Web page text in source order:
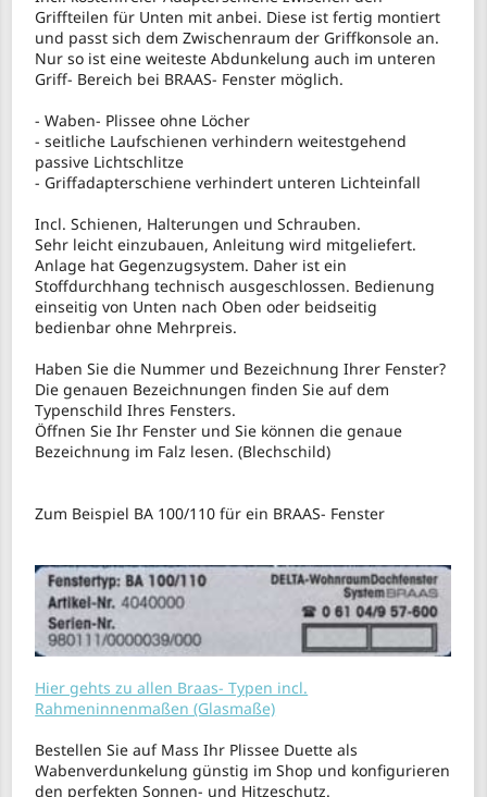
Griffteilen für Unten mit anbei. Diese ist fertig montiert
und passt sich dem Zwischenraum der Griffkonsole an.
Nur so ist eine weiteste Abdunkelung auch im unteren
Griff- Bereich bei BRAAS- Fenster möglich.
- Waben- Plissee ohne Löcher
- seitliche Laufschienen verhindern weitestgehend
passive Lichtschlitze
- Griffadapterschiene verhindert unteren Lichteinfall
Incl. Schienen, Halterungen und Schrauben.
Sehr leicht einzubauen, Anleitung wird mitgeliefert.
Anlage hat Gegenzugsystem. Daher ist ein
Stoffdurchhang technisch ausgeschlossen. Bedienung
einseitig von Unten nach Oben oder beidseitig
bedienbar ohne Mehrpreis.
Haben Sie die Nummer und Bezeichnung Ihrer Fenster?
Die genauen Bezeichnungen finden Sie auf dem
Typenschild Ihres Fensters.
Öffnen Sie Ihr Fenster und Sie können die genaue
Bezeichnung im Falz lesen. (Blechschild)
Zum Beispiel BA 100/110 für ein BRAAS- Fenster
Hier gehts zu allen Braas- Typen incl.
Rahmeninnenmaßen (Glasmaße)
Bestellen Sie auf Mass Ihr Plissee Duette als
Wabenverdunkelung günstig im Shop und konfigurieren
den perfekten Sonnen- und Hitzeschutz.